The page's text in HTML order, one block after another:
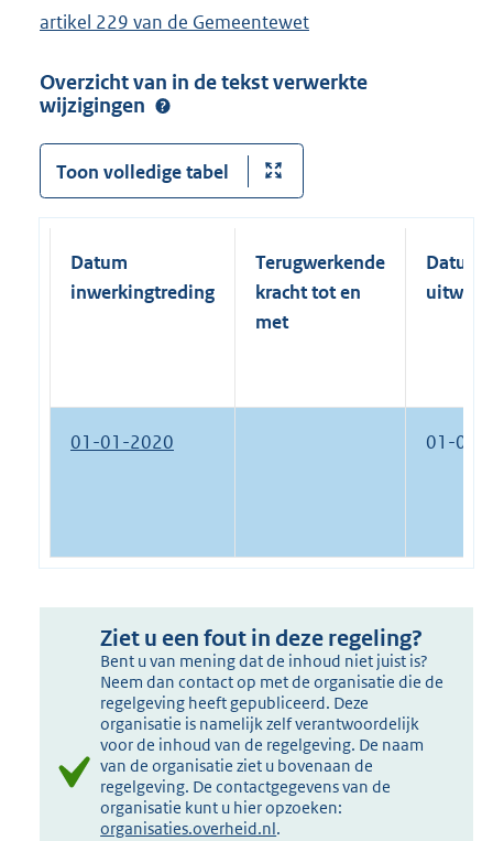
artikel 229 van de Gemeentewet
Overzicht van in de tekst verwerkte
wijzigingen
Toon volledige tabel
Datum
inwerkingtreding
Terugwerkende
kracht tot en
met
Datum
01-01-2020 01-01-
Ziet u een fout in deze regeling?
Bent u van mening dat de inhoud niet juist is?
Neem dan contact op met de organisatie die de
regelgeving heeft gepubliceerd. Deze
organisatie is namelijk zelf verantwoordelijk
voor de inhoud van de regelgeving. De naam
van de organisatie ziet u bovenaan de
regelgeving. De contactgegevens van de
organisatie kunt u hier opzoeken:
organisaties.overheid.nl.